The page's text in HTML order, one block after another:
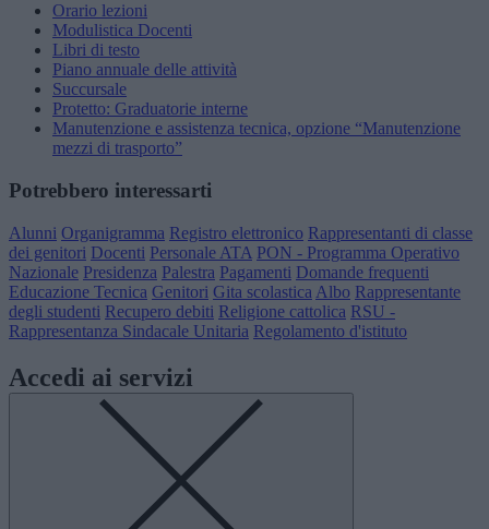
Orario lezioni
Modulistica Docenti
Libri di testo
Piano annuale delle attività
Succursale
Protetto: Graduatorie interne
Manutenzione e assistenza tecnica, opzione “Manutenzione
mezzi di trasporto”
Potrebbero interessarti
Alunni Organigramma Registro elettronico Rappresentanti di classe
dei genitori Docenti Personale ATA PON - Programma Operativo
Nazionale Presidenza Palestra Pagamenti Domande frequenti
Educazione Tecnica Genitori Gita scolastica Albo Rappresentante
degli studenti Recupero debiti Religione cattolica RSU -
Rappresentanza Sindacale Unitaria Regolamento d'istituto
Accedi ai servizi